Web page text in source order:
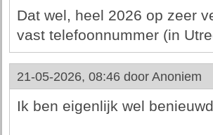
Dat wel, heel 2026 op zeer
vast telefoonnummer (in
21-05-2026, 08:46 door Anoniem
Ik ben eigenlijk wel